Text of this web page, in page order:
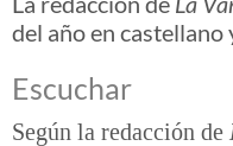
del año en castellano
Escuchar
Según la redacción de